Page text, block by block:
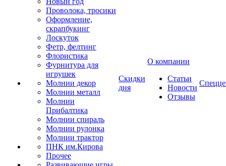
Проволока, тросики
Оформление,
скрапбукинг
Лоскуток
Фетр, фелтинг
Флористика
Фурнитура для
игрушек
Молнии декор
Молнии металл
Молнии
Прибалтика
Молнии спираль
Молнии рулонка
Молнии трактор
ПНК им.Кирова
Прочее
Скидки
дня
О компании
Статьи
Новости
Отзывы